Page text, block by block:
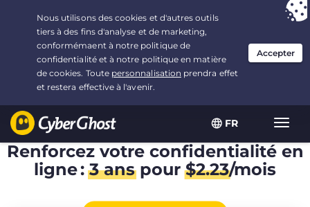
FR
Vous avez opté pour :L'offre la plus avantageuse
3.3333333333333 ans à $2.23/mois
Renforcez votre confidentialité en
ligne :3 anspour$2.23/mois